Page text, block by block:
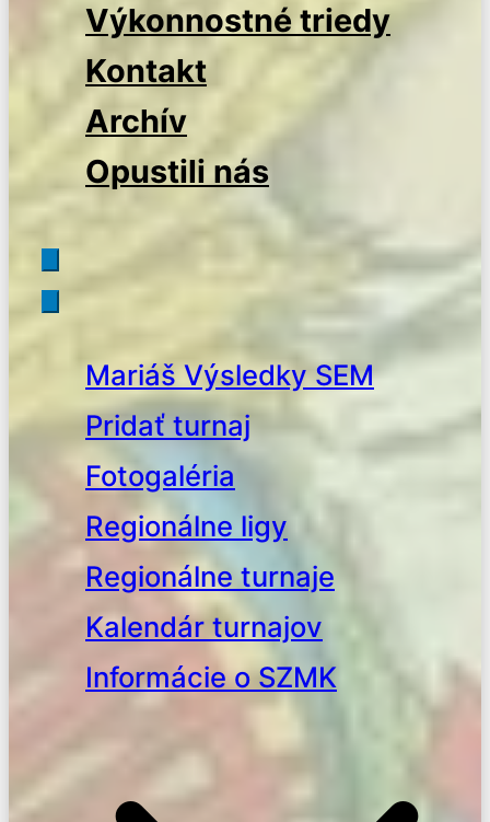
Výkonnostné triedy
Kontakt
Archív
Opustili nás
Mariáš Výsledky SEM
Pridať turnaj
Fotogaléria
Regionálne ligy
Regionálne turnaje
Kalendár turnajov
Informácie o SZMK